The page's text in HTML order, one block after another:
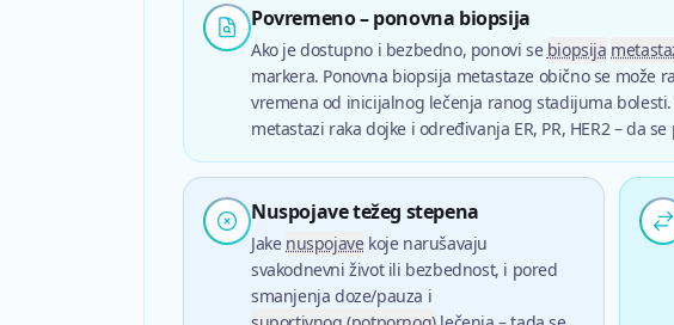
Povremeno – ponovna biopsija
Ako je dostupno i bezbedno, ponovi se biopsija
markera. Ponovna biopsija metastaze obično se može
vremena od inicijalnog lečenja ranog stadijuma
metastazi raka dojke i određivanja ER, PR, HER2 – da
Nuspojave težeg stepena
Jake nuspojavekoje narušavaju
svakodnevni život ili bezbednost, i pored
smanjenja doze/pauza i